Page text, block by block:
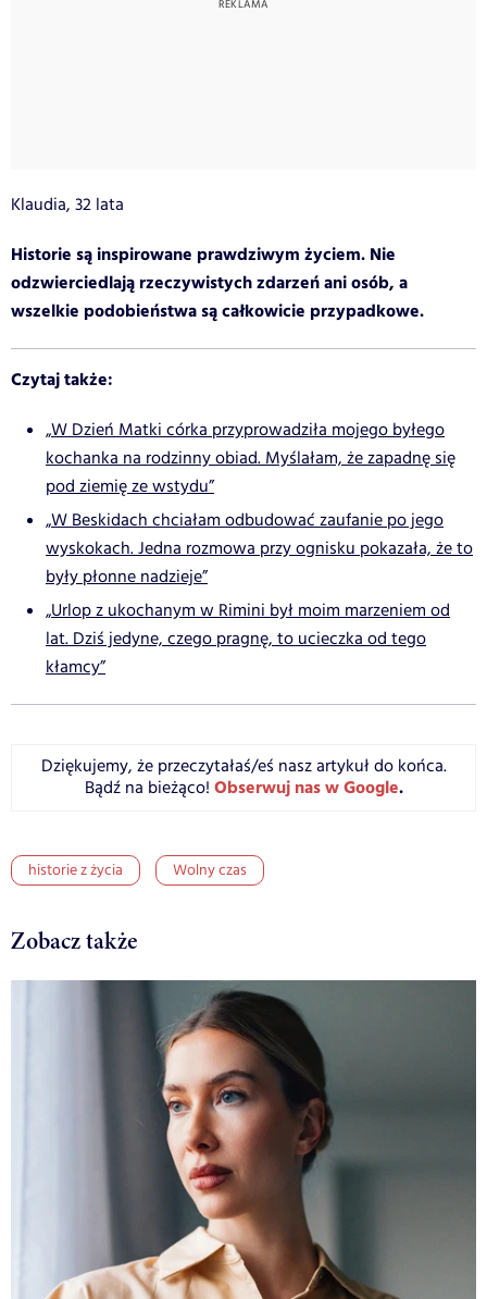
Klaudia, 32 lata
Historie są inspirowane prawdziwym życiem. Nie
odzwierciedlają rzeczywistych zdarzeń ani osób, a
wszelkie podobieństwa są całkowicie przypadkowe.
Czytaj także:
„W Dzień Matki córka przyprowadziła mojego byłego
kochanka na rodzinny obiad. Myślałam, że zapadnę się
pod ziemię ze wstydu”
„W Beskidach chciałam odbudować zaufanie po jego
wyskokach. Jedna rozmowa przy ognisku pokazała, że to
były płonne nadzieje”
„Urlop z ukochanym w Rimini był moim marzeniem od
lat. Dziś jedyne, czego pragnę, to ucieczka od tego
kłamcy”
Dziękujemy, że przeczytałaś/eś nasz artykuł do końca.
Bądź na bieżąco! Obserwuj nas w Google.
historie z życia Wolny czas
Zobacz także